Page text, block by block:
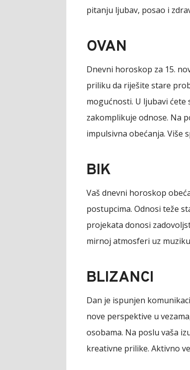
pitanju ljubav, posao i
OVAN
Dnevni horoskop za 15.
priliku da riješite stare
mogućnosti. U ljubavi
zakomplikuje odnose. Na
impulsivna obećanja. Više
BIK
Vaš dnevni horoskop
postupcima. Odnosi teže
projekata donosi
mirnoj atmosferi uz
BLIZANCI
Dan je ispunjen
nove perspektive u
osobama. Na poslu vaša
kreativne prilike. Aktivno